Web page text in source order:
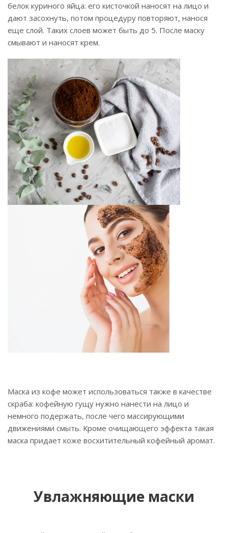
белок куриного яйца: его кисточкой наносят на лицо и
дают засохнуть, потом процедуру повторяют, нанося
еще слой. Таких слоев может быть до 5. После маску
смывают и наносят крем.
Маска из кофе может использоваться также в качестве
скраба: кофейную гущу нужно нанести на лицо и
немного подержать, после чего массирующими
движениями смыть. Кроме очищающего эффекта такая
маска придает коже восхитительный кофейный аромат.
Увлажняющие маски